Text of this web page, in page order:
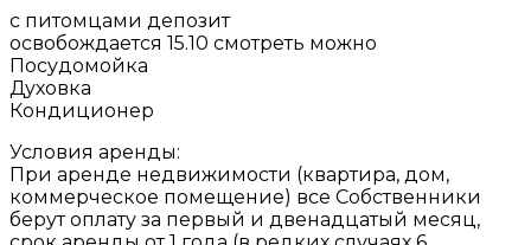
с питомцами депозит
освобождается 15.10 смотреть можно
Посудомойка
Духовка
Кондиционер
Условия аренды:
При аренде недвижимости (квартира, дом,
коммерческое помещение) все Собственники
берут оплату за первый и двенадцатый месяц,